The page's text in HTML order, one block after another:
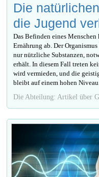
Die
die Jugend
Das Befinden eines
Ernährung ab. Der
nur nützliche Substanzen,
erhält. In diesem Fall treten
wird vermieden, und die
bleibt auf einem hohen
Die Abteilung: Artikel über